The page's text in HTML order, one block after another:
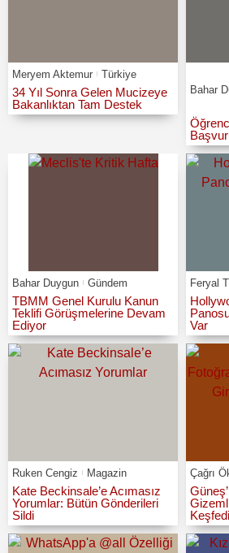
Meryem Aktemur Türkiye
34 Yıl Sonra Gelen Mucizeye
Bakanlıktan Tam Destek
Bahar
Bahar Duygun Gündem
TBMM Genel Kurulu Kanun
Teklifi Görüşmelerine Devam
Ediyor
Feryal
Var
Ruken Cengiz Magazin
Kate Beckinsale’e Acımasız
Yorumlar: Bütün Gönderileri
Sildi
Çağrı